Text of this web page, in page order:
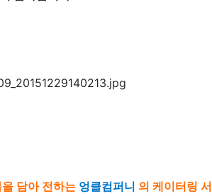
담아 전하는 엉클컴퍼니 의 케이터링 서